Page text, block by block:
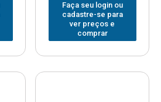
Faça seu login ou
cadastre-se para
ver preços e
comprar